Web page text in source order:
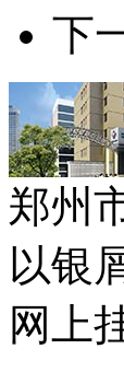
下
郑州
以银
网上